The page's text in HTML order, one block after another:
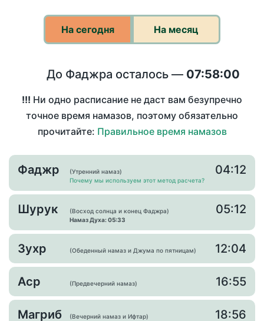
На сегодня На месяц
До Фаджра осталось — 07:58:00
!!! Ни одно расписание не даст вам безупречно
точное время намазов, поэтому обязательно
прочитайте: Правильное время намазов
Фаджр
(Утренний намаз)
Почему мы используем этот метод расчета?
04:12
Шурук
(Восход солнца и конец Фаджра)
Намаз Духа: 05:33
05:12
Зухр (Обеденный намаз и Джума по пятницам) 12:04
Аср (Предвечерний намаз) 16:55
Магриб
(Вечерний намаз и Ифтар)
18:56